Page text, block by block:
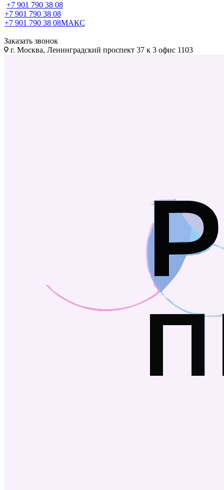
+7 901 790 38 08
+7 901 790 38 08
+7 901 790 38 08МАКС
Заказать звонок
г. Москва, Ленинградский проспект 37 к 3 офис 1103